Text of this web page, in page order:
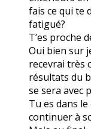
fais ce qui te
fatigué?
T’es proche
Oui bien sur
recevrai très
résultats du
se sera avec
Tu es dans
continuer à